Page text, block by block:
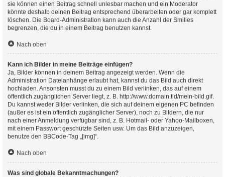
sie können einen Beitrag schnell unlesbar machen und ein Moderator
könnte deshalb deinen Beitrag entsprechend überarbeiten oder gar komplett
löschen. Die Board-Administration kann auch die Anzahl der Smilies
begrenzen, die du in einem Beitrag benutzen kannst.
Nach oben
Kann ich Bilder in meine Beiträge einfügen?
Ja, Bilder können in deinem Beitrag angezeigt werden. Wenn die
Administration Dateianhänge erlaubt hat, kannst du das Bild auch direkt
hochladen. Ansonsten musst du zu einem Bild verlinken, das auf einem
öffentlich zugänglichen Server liegt, z. B. http://www.domain.tld/mein-bild.gif.
Du kannst weder Bilder verlinken, die sich auf deinem eigenen PC befinden
(außer es ist ein öffentlich zugänglicher Server), noch zu Bildern, die nur
nach einer Anmeldung verfügbar sind, z. B. Hotmail- oder Yahoo-Mailboxen,
mit einem Passwort geschützte Seiten usw. Um das Bild anzuzeigen,
benutze den BBCode-Tag „[img]“.
Nach oben
Was sind globale Bekanntmachungen?